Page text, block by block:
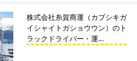
株式会社糸賀商運（カブシキガ
イシャイトガショウウン）のト
ラックドライバー・運…